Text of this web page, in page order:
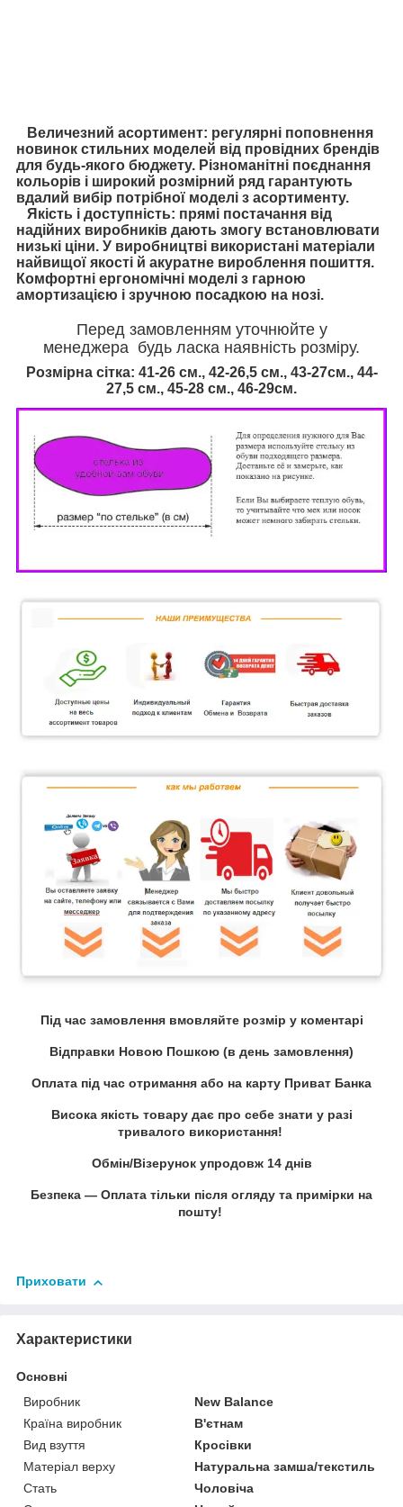
Величезний асортимент: регулярні поповнення
новинок стильних моделей від провідних брендів
для будь-якого бюджету. Різноманітні поєднання
кольорів і широкий розмірний ряд гарантують
вдалий вибір потрібної моделі з асортименту.
Якість і доступність: прямі постачання від
надійних виробників дають змогу встановлювати
низькі ціни. У виробництві використані матеріали
найвищої якості й акуратне вироблення пошиття.
Комфортні ергономічні моделі з гарною
амортизацією і зручною посадкою на нозі.
Перед замовленням уточнюйте у
менеджера будь ласка наявність розміру.
Розмірна сітка: 41-26 см., 42-26,5 см., 43-27см., 44-
27,5 см., 45-28 см., 46-29см.
Під час замовлення вмовляйте розмір у коментарі
Відправки Новою Пошкою (в день замовлення)
Оплата під час отримання або на карту Приват Банка
Висока якість товару дає про себе знати у разі
тривалого використання!
Обмін/Візерунок упродовж 14 днів
Безпека — Оплата тільки після огляду та примірки на
пошту!
Приховати
Характеристики
Основні
Виробник
New Balance
Країна виробник
В'єтнам
Вид взуття
Кросівки
Матеріал верху
Натуральна замша/текстиль
Стать
Чоловіча